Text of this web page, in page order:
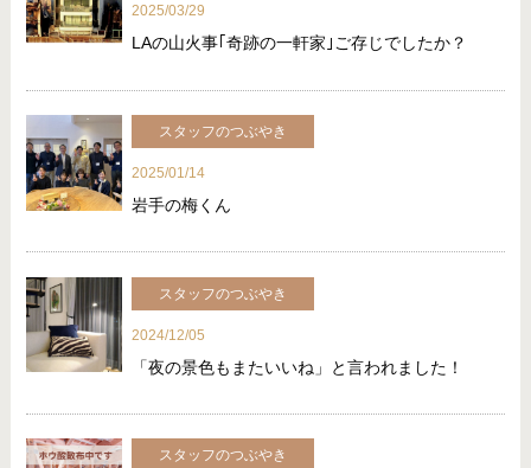
2025/03/29
LAの山火事｢奇跡の一軒家｣ご存じでしたか？
スタッフのつぶやき
2025/01/14
岩手の梅くん
スタッフのつぶやき
2024/12/05
「夜の景色もまたいいね」と言われました！
スタッフのつぶやき